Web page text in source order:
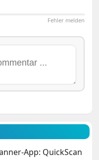
Fehler melden
App: QuickScan